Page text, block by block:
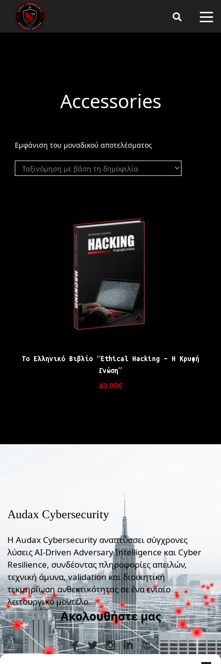
Accessories
Εμφάνιση του μοναδικού αποτελέσματος
Το Ελληνικό Βιβλίο “Ethical Hacking – Η Κρυφή
Γνώση”
40.00€
Audax Cybersecurity
Η Audax Cybersecurity αναπτύσσει σύγχρονες
λύσεις AI-Driven Adversary Intelligence και Cyber
Resilience, συνδέοντας πληροφορίες απειλών,
τεχνική άμυνα, validation και διοικητική
τεκμηρίωση ανθεκτικότητας σε ένα ενιαίο
λειτουργικό μοντέλο.
Ακολουθήστε μας